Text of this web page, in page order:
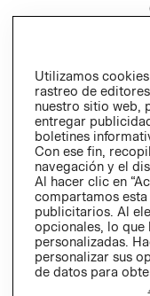
Colombia ($)
CAMBIAR REGIÓN
Utilizamos
rastreo de
nuestro sitio web,
entregar
boletines
Con ese fin,
navegación y el
Al hacer clic en
compartamos
publicitarios. Al
opcionales, lo que
personalizadas.
personalizar sus
de datos para